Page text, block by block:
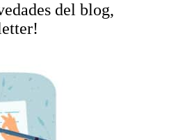
del blog,